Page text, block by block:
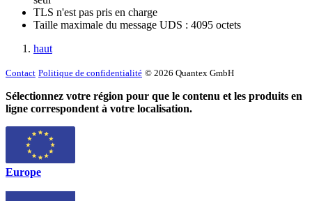
TLS n'est pas pris en charge
Taille maximale du message UDS : 4095 octets
haut
Contact Politique de confidentialité © 2026 Quantex GmbH
Sélectionnez votre région pour que le contenu et les produits en
ligne correspondent à votre localisation.
Europe